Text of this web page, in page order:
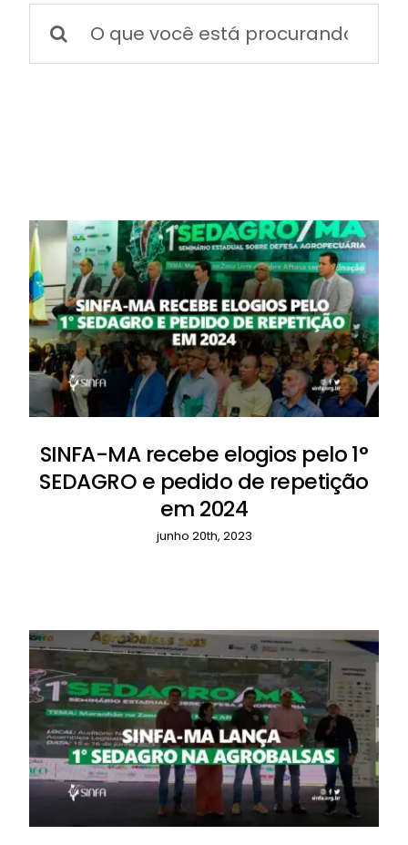
NOTÍCIAS
resultados
para:
SINFA-MA recebe elogios pelo 1°
SEDAGRO e pedido de repetição
em 2024
junho 20th, 2023